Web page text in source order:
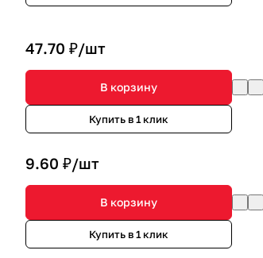
47.70 ₽/шт
В корзину
Купить в 1 клик
9.60 ₽/шт
В корзину
Купить в 1 клик